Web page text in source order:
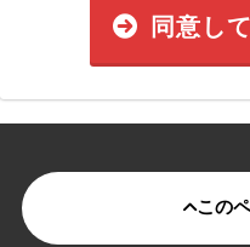
同意し
この